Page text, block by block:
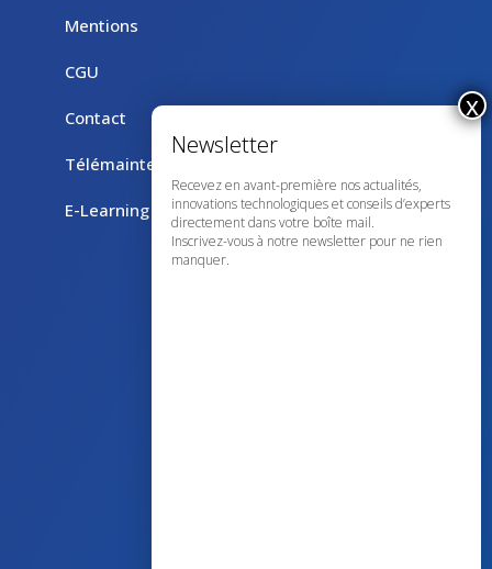
Mentions
CGU
Contact
Télémaintenance avec TeamViewer
E-Learning
Recevez en avant-première nos actualités,
innovations technologiques et conseils d’experts
directement dans votre boîte mail.
Inscrivez-vous à notre newsletter pour ne rien
manquer.